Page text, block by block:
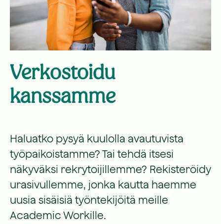
Verkostoidu
kanssamme
Haluatko pysyä kuulolla avautuvista
työpaikoistamme? Tai tehdä itsesi
näkyväksi rekrytoijillemme? Rekisteröidy
urasivullemme, jonka kautta haemme
uusia sisäisiä työntekijöitä meille
Academic Workille.